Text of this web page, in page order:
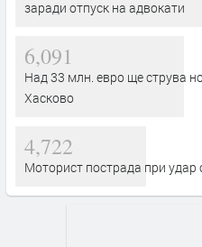
заради отпуск на адвокати
6,091
Над 33 млн. евро ще струва
Хасково
4,722
Моторист пострада при удар